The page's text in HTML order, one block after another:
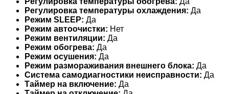
Регулировка температуры охлаждения: Да
Режим SLEEP: Да
Режим автоочистки: Нет
Режим вентиляции: Да
Режим обогрева: Да
Режим осушения: Да
Режим размораживания внешнего блока: Да
Система самодиагностики неисправности: Да
Таймер на включение: Да